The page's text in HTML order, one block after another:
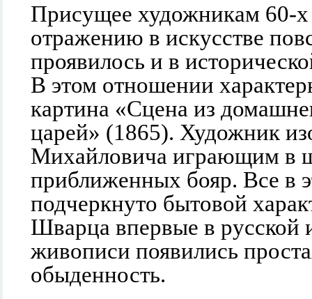
Присущее художникам 60-х
отражению в искусстве
проявилось и в
В этом отношении
картина «Сцена из
царей» (1865). Художник
Михайловича играющим в
приближенных бояр. Все в
подчеркнуто бытовой
Шварца впервые в русской
живописи появились
обыденность.